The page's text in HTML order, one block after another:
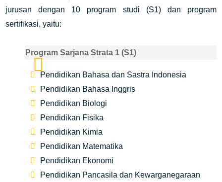
jurusan dengan 10 program studi (S1) dan program
sertifikasi, yaitu:
Program Sarjana Strata 1 (S1)
Pendidikan Bahasa dan Sastra Indonesia
Pendidikan Bahasa Inggris
Pendidikan Biologi
Pendidikan Fisika
Pendidikan Kimia
Pendidikan Matematika
Pendidikan Ekonomi
Pendidikan Pancasila dan Kewarganegaraan